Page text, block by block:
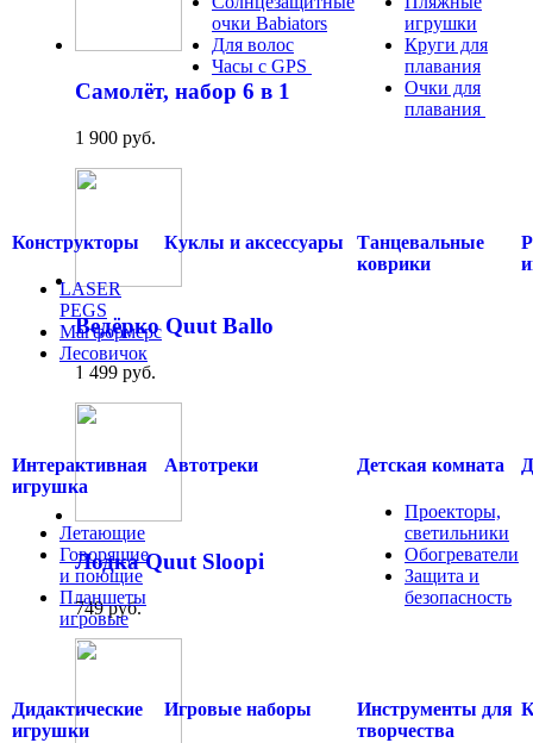
Cамолёт, набор 6 в 1
1 900 руб.
Ведёрко Quut Ballo
1 499 руб.
Лодка Quut Sloopi
749 руб.
очки Babiators
Для волос
Часы с GPS
игрушки
Круги для
плавания
Очки для
плавания
Конструкторы
LASER
PEGS
Магформерс
Лесовичок
.....
Куклы и аксессуары
Танцевальные
коврики
Интерактивная
игрушка
Летающие
Говорящие
и поющие
Планшеты
игровые
.....
Автотреки Детская комната
Проекторы,
светильники
Обогреватели
Защита и
безопасность
Дидактические
игрушки
Игровые наборы
Инструменты для
творчества